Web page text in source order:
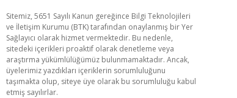
Sitemiz, 5651 Sayılı Kanun gereğince Bilgi Teknolojileri
ve İletişim Kurumu (BTK) tarafından onaylanmış bir Yer
Sağlayıcı olarak hizmet vermektedir. Bu nedenle,
sitedeki içerikleri proaktif olarak denetleme veya
araştırma yükümlülüğümüz bulunmamaktadır. Ancak,
üyelerimiz yazdıkları içeriklerin sorumluluğunu
taşımakta olup, siteye üye olarak bu sorumluluğu kabul
etmiş sayılırlar.